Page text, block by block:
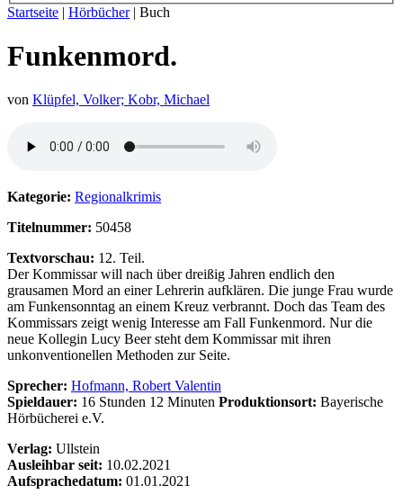
Sie sind hier:
Startseite | Hörbücher| Buch
Funkenmord.
von Klüpfel, Volker; Kobr, Michael
Kategorie: Regionalkrimis
Titelnummer: 50458
Textvorschau: 12. Teil.
Der Kommissar will nach über dreißig Jahren endlich den
grausamen Mord an einer Lehrerin aufklären. Die junge Frau wurde
am Funkensonntag an einem Kreuz verbrannt. Doch das Team des
Kommissars zeigt wenig Interesse am Fall Funkenmord. Nur die
neue Kollegin Lucy Beer steht dem Kommissar mit ihren
unkonventionellen Methoden zur Seite.
Sprecher: Hofmann, Robert Valentin
Spieldauer: 16 Stunden 12 Minuten Produktionsort: Bayerische
Hörbücherei e.V.
Verlag: Ullstein
Ausleihbar seit: 10.02.2021
Aufsprachedatum: 01.01.2021